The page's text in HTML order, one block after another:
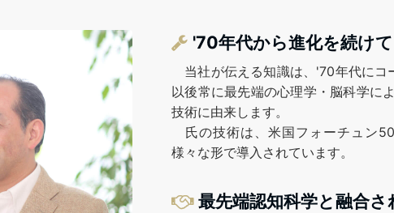
'70年代から進化を続け
当社が伝える知識は、'70年代にコ
以後常に最先端の心理学・脳科学に
技術に由来します。
氏の技術は、米国フォーチュン
様々な形で導入されています。
最先端認知科学と融合さ